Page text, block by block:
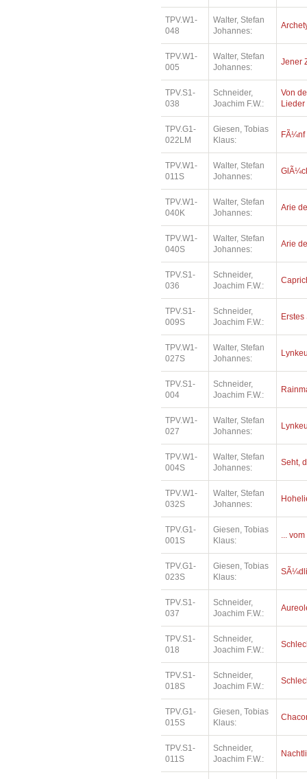
TPV.W1-
048
Walter, Stefan
Johannes:
TPV.W1-
005
Walter, Stefan
Johannes:
Jener
TPV.S1-
038
Schneider,
Joachim F.W.:
Von
Lieder
TPV.G1-
022LM
Giesen, Tobias
Klaus:
FÃ¼nf
TPV.W1-
011S
Walter, Stefan
Johannes:
TPV.W1-
040K
Walter, Stefan
Johannes:
Arie
TPV.W1-
040S
Walter, Stefan
Johannes:
Arie
TPV.S1-
036
Schneider,
Joachim F.W.:
TPV.S1-
009S
Schneider,
Joachim F.W.:
TPV.W1-
027S
Walter, Stefan
Johannes:
TPV.S1-
004
Schneider,
Joachim F.W.:
TPV.W1-
027
Walter, Stefan
Johannes:
TPV.W1-
004S
Walter, Stefan
Johannes:
Seht,
TPV.W1-
032S
Walter, Stefan
Johannes:
TPV.G1-
001S
Giesen, Tobias
Klaus:
...
TPV.G1-
023S
Giesen, Tobias
Klaus:
TPV.S1-
037
Schneider,
Joachim F.W.:
TPV.S1-
018
Schneider,
Joachim F.W.:
TPV.S1-
018S
Schneider,
Joachim F.W.:
TPV.G1-
015S
Giesen, Tobias
Klaus:
TPV.S1-
011S
Schneider,
Joachim F.W.: